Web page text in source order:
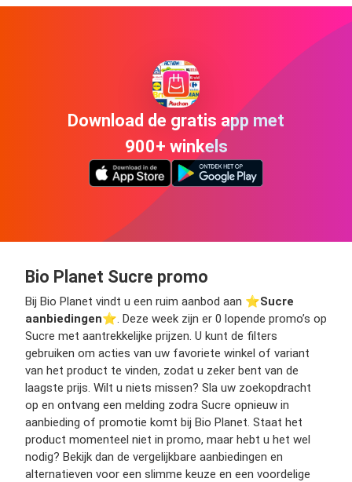
Download de gratis app met
900+ winkels
Bio Planet Sucre promo
Bij Bio Planet vindt u een ruim aanbod aan ⭐️Sucre
aanbiedingen⭐️. Deze week zijn er 0 lopende promo’s op
Sucre met aantrekkelijke prijzen. U kunt de filters
gebruiken om acties van uw favoriete winkel of variant
van het product te vinden, zodat u zeker bent van de
laagste prijs. Wilt u niets missen? Sla uw zoekopdracht
op en ontvang een melding zodra Sucre opnieuw in
aanbieding of promotie komt bij Bio Planet. Staat het
product momenteel niet in promo, maar hebt u het wel
nodig? Bekijk dan de vergelijkbare aanbiedingen en
alternatieven voor een slimme keuze en een voordelige